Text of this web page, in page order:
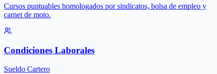
Cursos puntuables homologados por sindicatos, bolsa de empleo y
carnet de moto.
Condiciones Laborales
Sueldo Cartero